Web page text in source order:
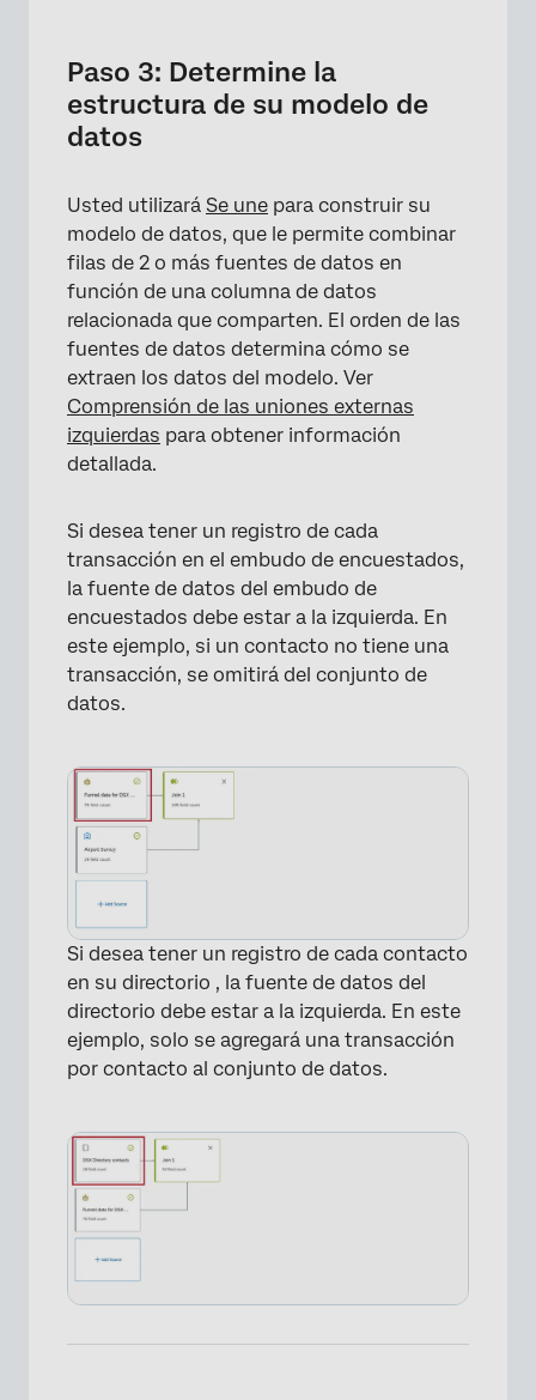
Paso 3: Determine la
estructura de su modelo de
datos
Usted utilizará Se une para construir su
modelo de datos, que le permite combinar
filas de 2 o más fuentes de datos en
función de una columna de datos
relacionada que comparten. El orden de las
fuentes de datos determina cómo se
extraen los datos del modelo. Ver
Comprensión de las uniones externas
izquierdas para obtener información
detallada.
Si desea tener un registro de cada
transacción en el embudo de encuestados,
la fuente de datos del embudo de
encuestados debe estar a la izquierda. En
este ejemplo, si un contacto no tiene una
transacción, se omitirá del conjunto de
datos.
Si desea tener un registro de cada contacto
en su directorio , la fuente de datos del
directorio debe estar a la izquierda. En este
ejemplo, solo se agregará una transacción
por contacto al conjunto de datos.